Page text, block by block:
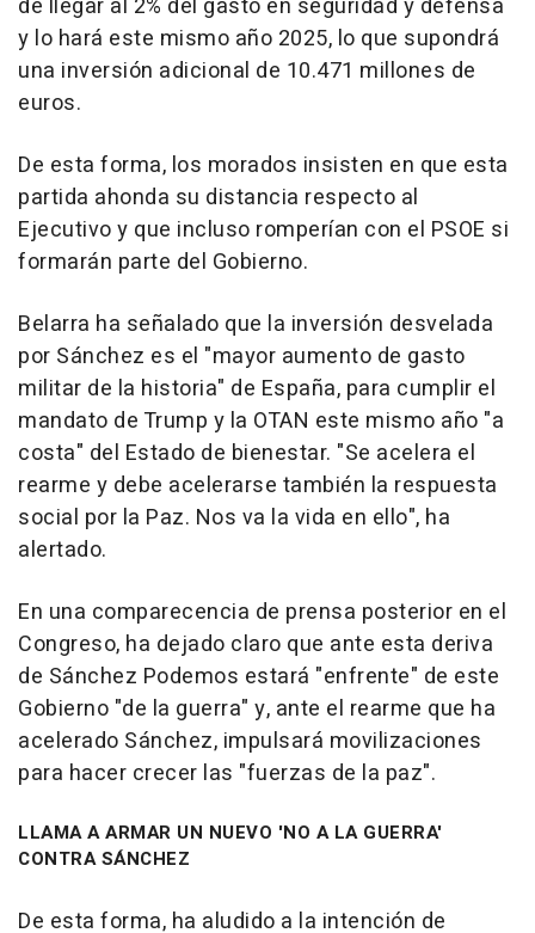
de llegar al 2% del gasto en seguridad y defensa
y lo hará este mismo año 2025, lo que supondrá
una inversión adicional de 10.471 millones de
euros.
De esta forma, los morados insisten en que esta
partida ahonda su distancia respecto al
Ejecutivo y que incluso romperían con el PSOE si
formarán parte del Gobierno.
Belarra ha señalado que la inversión desvelada
por Sánchez es el "mayor aumento de gasto
militar de la historia" de España, para cumplir el
mandato de Trump y la OTAN este mismo año "a
costa" del Estado de bienestar. "Se acelera el
rearme y debe acelerarse también la respuesta
social por la Paz. Nos va la vida en ello", ha
alertado.
En una comparecencia de prensa posterior en el
Congreso, ha dejado claro que ante esta deriva
de Sánchez Podemos estará "enfrente" de este
Gobierno "de la guerra" y, ante el rearme que ha
acelerado Sánchez, impulsará movilizaciones
para hacer crecer las "fuerzas de la paz".
LLAMA A ARMAR UN NUEVO 'NO A LA GUERRA'
CONTRA SÁNCHEZ
De esta forma, ha aludido a la intención de